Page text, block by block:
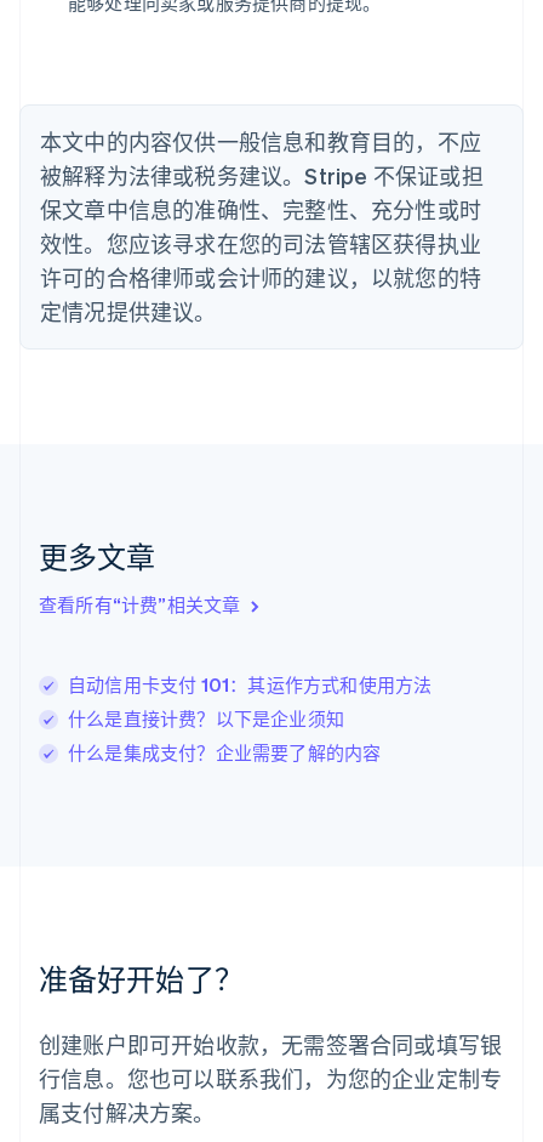
本文中的内容仅供一般信息和教育目的，不应
被解释为法律或税务建议。Stripe 不保证或担
保文章中信息的准确性、完整性、充分性或时
效性。您应该寻求在您的司法管辖区获得执业
许可的合格律师或会计师的建议，以就您的特
定情况提供建议。
更多文章
查看所有“计费”相关文章
自动信用卡支付 101：其运作方式和使用方法
什么是直接计费？以下是企业须知
什么是集成支付？企业需要了解的内容
准备好开始了？
创建账户即可开始收款，无需签署合同或填写银
行信息。您也可以联系我们，为您的企业定制专
属支付解决方案。
English
丹麦
English
德国
DeutschEnglish
法国
FrançaisEnglish
芬兰
EnglishSvenska
English
English
卢森堡
罗马尼亚
English
挪威
葡萄牙
Português English
日本
日本語English
瑞典